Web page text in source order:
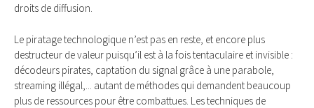
droits de diffusion.
Le piratage technologique n’est pas en reste, et encore plus
destructeur de valeur puisqu’il est à la fois tentaculaire et invisible :
décodeurs pirates, captation du signal grâce à une parabole,
streaming illégal,... autant de méthodes qui demandent beaucoup
plus de ressources pour être combattues. Les techniques de